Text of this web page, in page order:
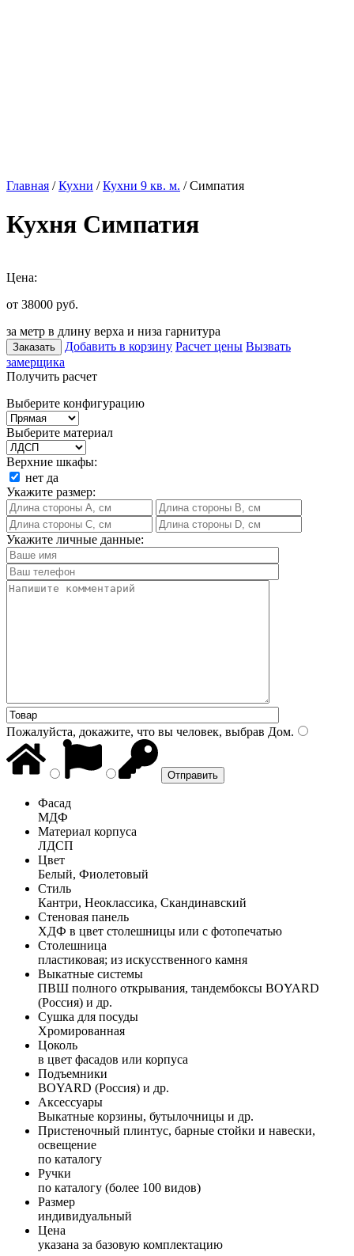
Главная /Кухни /Кухни 9 кв. м. / Симпатия
Кухня Симпатия
Цена:
от 38000 руб.
за метр в длину верха и низа гарнитура
Заказать Добавить в корзину Расчет цены Вызвать
замерщика
Получить расчет
Выберите конфигурацию
Выберите материал
Верхние шкафы:
нет да
Укажите размер:
Укажите личные данные:
Пожалуйста, докажите, что вы человек, выбрав Дом.
Фасад
МДФ
Материал корпуса
ЛДСП
Цвет
Белый, Фиолетовый
Стиль
Кантри, Неоклассика, Скандинавский
Стеновая панель
ХДФ в цвет столешницы или с фотопечатью
Столешница
пластиковая; из искусственного камня
Выкатные системы
ПВШ полного открывания, тандембоксы BOYARD
(Россия) и др.
Сушка для посуды
Хромированная
Цоколь
в цвет фасадов или корпуса
Подъемники
BOYARD (Россия) и др.
Аксессуары
Выкатные корзины, бутылочницы и др.
Пристеночный плинтус, барные стойки и навески,
освещение
по каталогу
Ручки
по каталогу (более 100 видов)
Размер
индивидуальный
Цена
указана за базовую комплектацию